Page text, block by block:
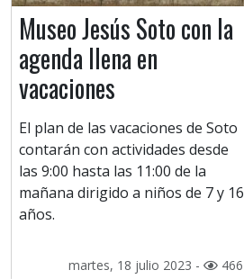
Museo Jesús Soto con la
agenda llena en
vacaciones
El plan de las vacaciones de Soto
contarán con actividades desde
las 9:00 hasta las 11:00 de la
mañana dirigido a niños de 7 y 16
años.
martes, 18 julio 2023 - 466